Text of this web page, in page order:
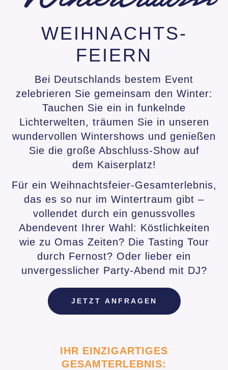
WEIHNACHTS-
FEIERN
Bei Deutschlands bestem Event
zelebrieren Sie gemeinsam den Winter:
Tauchen Sie ein in funkelnde
Lichterwelten, träumen Sie in unseren
wundervollen Wintershows und genießen
Sie die große Abschluss-Show auf
dem Kaiserplatz!
Für ein Weihnachtsfeier-Gesamterlebnis,
das es so nur im Wintertraum gibt –
vollendet durch ein genussvolles
Abendevent Ihrer Wahl: Köstlichkeiten
wie zu Omas Zeiten? Die Tasting Tour
durch Fernost? Oder lieber ein
unvergesslicher Party-Abend mit DJ?
JETZT ANFRAGEN
IHR EINZIGARTIGES
GESAMTERLEBNIS: